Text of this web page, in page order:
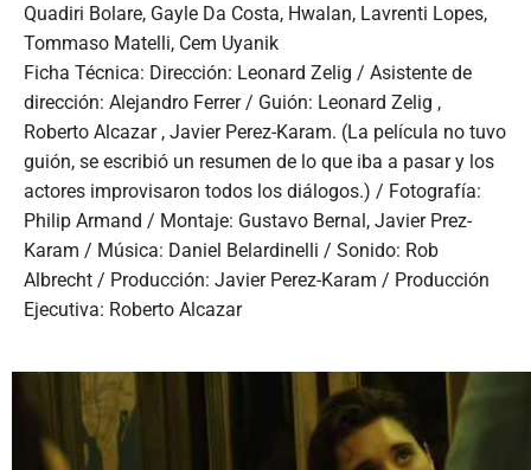
Quadiri Bolare, Gayle Da Costa, Hwalan, Lavrenti Lopes,
Tommaso Matelli, Cem Uyanik
Ficha Técnica: Dirección: Leonard Zelig / Asistente de
dirección: Alejandro Ferrer / Guión: Leonard Zelig ,
Roberto Alcazar , Javier Perez-Karam. (La película no tuvo
guión, se escribió un resumen de lo que iba a pasar y los
actores improvisaron todos los diálogos.) / Fotografía:
Philip Armand / Montaje: Gustavo Bernal, Javier Prez-
Karam / Música: Daniel Belardinelli / Sonido: Rob
Albrecht / Producción: Javier Perez-Karam / Producción
Ejecutiva: Roberto Alcazar